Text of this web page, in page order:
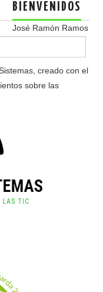
BIENVENIDOS
José Ramón Ramos
creado con el
sobre las